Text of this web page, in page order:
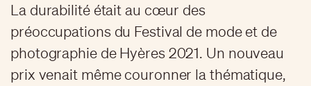
La durabilité était au cœur des
préoccupations du Festival de mode et de
photographie de Hyères 2021. Un nouveau
prix venait même couronner la thématique,